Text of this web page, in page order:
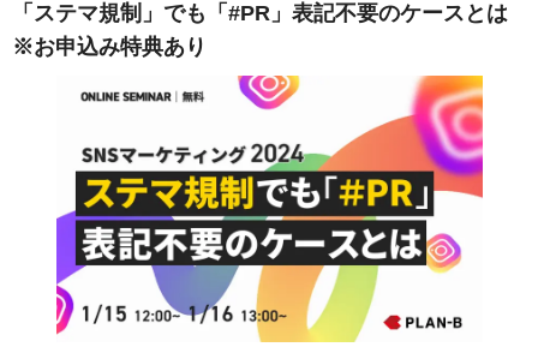
「ステマ規制」でも「#PR」表記不要のケースとは
※お申込み特典あり